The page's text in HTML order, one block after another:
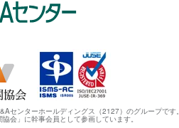
センターホールディングス（2127）のグループです。
会」に幹事会員として参画しています。